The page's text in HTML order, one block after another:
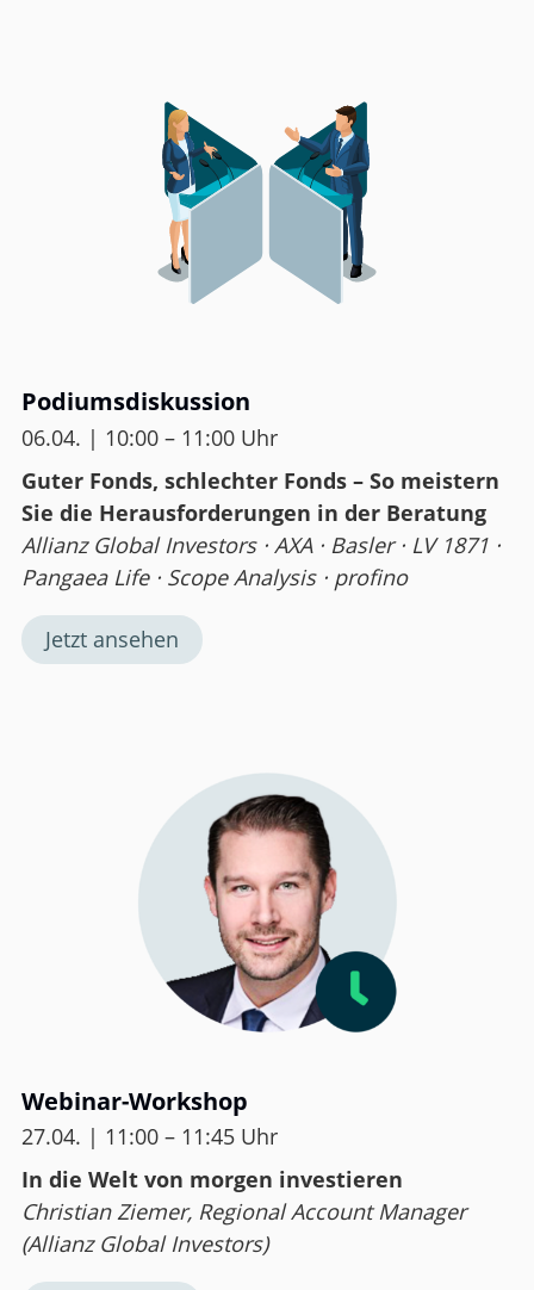
Podiumsdiskussion
06.04. | 10:00 – 11:00 Uhr
Guter Fonds, schlechter Fonds – So meistern
Sie die Herausforderungen in der Beratung
Allianz Global Investors · AXA · Basler · LV 1871 ·
Pangaea Life · Scope Analysis · profino
Jetzt ansehen
Webinar-Workshop
27.04. | 11:00 – 11:45 Uhr
In die Welt von morgen investieren
Christian Ziemer, Regional Account Manager
(Allianz Global Investors)